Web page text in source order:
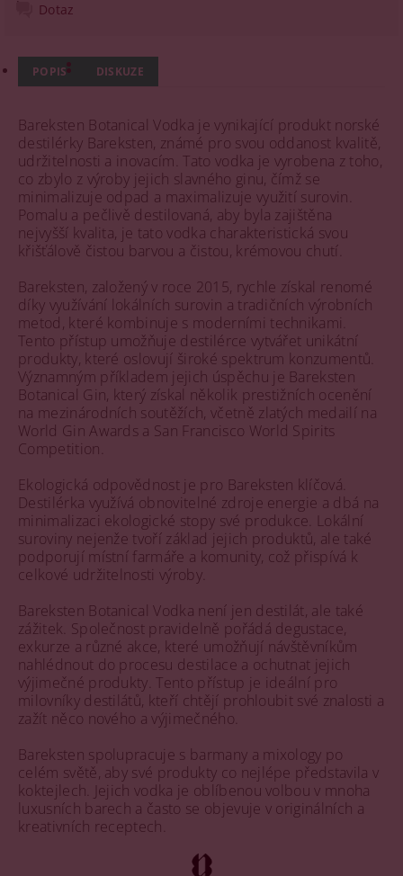
Dotaz
POPIS DISKUZE
Bareksten Botanical Vodka je vynikající produkt norské
destilérky Bareksten, známé pro svou oddanost kvalitě,
udržitelnosti a inovacím. Tato vodka je vyrobena z toho,
co zbylo z výroby jejich slavného ginu, čímž se
minimalizuje odpad a maximalizuje využití surovin.
Pomalu a pečlivě destilovaná, aby byla zajištěna
nejvyšší kvalita, je tato vodka charakteristická svou
křišťálově čistou barvou a čistou, krémovou chutí.
Bareksten, založený v roce 2015, rychle získal renomé
díky využívání lokálních surovin a tradičních výrobních
metod, které kombinuje s moderními technikami.
Tento přístup umožňuje destilérce vytvářet unikátní
produkty, které oslovují široké spektrum konzumentů.
Významným příkladem jejich úspěchu je Bareksten
Botanical Gin, který získal několik prestižních ocenění
na mezinárodních soutěžích, včetně zlatých medailí na
World Gin Awards a San Francisco World Spirits
Competition.
Ekologická odpovědnost je pro Bareksten klíčová.
Destilérka využívá obnovitelné zdroje energie a dbá na
minimalizaci ekologické stopy své produkce. Lokální
suroviny nejenže tvoří základ jejich produktů, ale také
podporují místní farmáře a komunity, což přispívá k
celkové udržitelnosti výroby.
Bareksten Botanical Vodka není jen destilát, ale také
zážitek. Společnost pravidelně pořádá degustace,
exkurze a různé akce, které umožňují návštěvníkům
nahlédnout do procesu destilace a ochutnat jejich
výjimečné produkty. Tento přístup je ideální pro
milovníky destilátů, kteří chtějí prohloubit své znalosti a
zažít něco nového a výjimečného.
Bareksten spolupracuje s barmany a mixology po
celém světě, aby své produkty co nejlépe představila v
koktejlech. Jejich vodka je oblíbenou volbou v mnoha
luxusních barech a často se objevuje v originálních a
kreativních receptech.